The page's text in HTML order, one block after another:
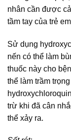
nhân cần được
tầm tay của trẻ
Sử dụng
nến có thể làm
thuốc này cho
thể làm trầm
trừ khi đã cân
thể xảy ra.